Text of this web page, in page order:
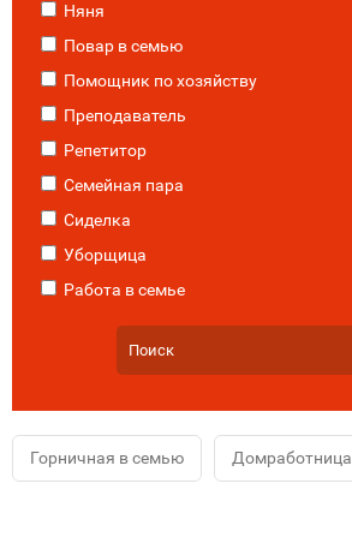
Няня
Повар в семью
Помощник по хозяйству
Преподаватель
Репетитор
Семейная пара
Сиделка
Уборщица
Работа в семье
Горничная в семью Домработница